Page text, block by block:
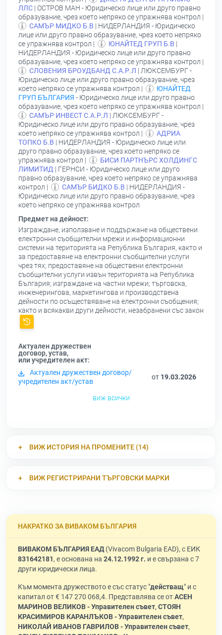
ЛЛС | ОСТРОВ МАН - Юридическо лице или друго правно
образувание, чрез което непряко се упражнява контрол |
САМЪР МИДКО Б.В | НИДЕРЛАНДИЯ - Юридическо
лице или друго правно образувание, чрез което непряко
се упражнява контрол |
ЮНАЙТЕД ГРУП Б.В |
НИДЕРЛАНДИЯ - Юридическо лице или друго правно
образувание, чрез което непряко се упражнява контрол |
СЛОВЕНИЯ БРОУДБАНД С.А.Р.Л | ЛЮКСЕМБУРГ -
Юридическо лице или друго правно образувание, чрез
което непряко се упражнява контрол |
ЮНАЙТЕД
ГРУП БЪЛГАРИЯ - Юридическо лице или друго правно
образувание, чрез което непряко се упражнява контрол |
САМЪР ИНВЕСТ С.А.Р.Л | ЛЮКСЕМБУРГ -
Юридическо лице или друго правно образувание, чрез
което непряко се упражнява контрол |
АДРИА
ТОПКО Б.В | НИДЕРЛАНДИЯ - Юридическо лице или
друго правно образувание, чрез което непряко се
упражнява контрол |
БИСИ ПАРТНЪРС ХОЛДИНГС
ЛИМИТИД | ГЕРНСИ - Юридическо лице или друго
правно образувание, чрез което непряко се упражнява
контрол |
САМЪР БИДКО Б.В | НИДЕРЛАНДИЯ -
Юридическо лице или друго правно образувание, чрез
което непряко се упражнява контрол
Предмет на дейност:
Изграждане, използване и поддържане на обществени
електронни съобщителни мрежи и информационни
системи на територията на Република България, както и
за предоставяне на електронни съобщителни услуги
чрез тях; предоставяне на обществени електронни
съобщителни услуги извън територията на Република
България; изграждане на частни мрежи; търговска,
инженерингова, маркетингова и производствена
дейности по осъществяване на електронни съобщения;
както и всякакви други дейности, незабранени със закон
Актуален дружествен
договор, устав,
или учредителен акт:
Актуален дружествен договор/
учредителен акт/устав
от 19.03.2026
виж всички
ВИЖ ИСТОРИЯ НА ПРОМЕНИТЕ (14)
ВИЖ РЕГИСТРИРАНИ ТЪРГОВСКИ МАРКИ
НАКРАТКО ЗА ВИВАКОМ БЪЛГАРИЯ
ВИВАКОМ БЪЛГАРИЯ ЕАД(Vivacom Bulgaria EAD), с ЕИК
831642181, е основана на 24.12.1992 г. и е свързана с 7
други юридически лица.
Към момента дружеството е със статус "действащ" и с
капитал от € 147 270 068,4. Представлява се отАСЕН
МАРИНОВ ВЕЛИКОВ - Управителен съвет, СТОЯН
КРАСИМИРОВ КАРАНЛЪКОВ - Управителен съвет,
НИКОЛАЙ ИВАНОВ ГАВРИЛОВ - Управителен съвет,